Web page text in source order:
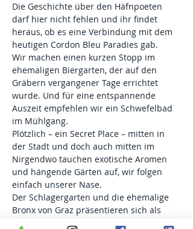
Die Geschichte über den Häfnpoeten
darf hier nicht fehlen und ihr findet
heraus, ob es eine Verbindung mit dem
heutigen Cordon Bleu Paradies gab.
Wir machen einen kurzen Stopp im
ehemaligen Biergarten, der auf den
Gräbern vergangener Tage errichtet
wurde. Und für eine entspannende
Auszeit empfehlen wir ein Schwefelbad
im Mühlgang.
Plötzlich – ein Secret Place – mitten in
der Stadt und doch auch mitten im
Nirgendwo tauchen exotische Aromen
und hängende Gärten auf, wir folgen
einfach unserer Nase.
Der Schlagergarten und die ehemalige
Bronx von Graz präsentieren sich als
zwei gegensätzliche Welten – doch hier